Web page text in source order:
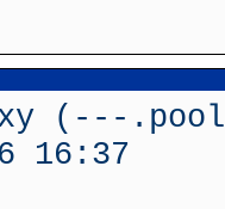
(---
16:37